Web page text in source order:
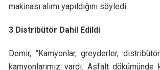
makinası alımı yapıldığını söyledi.
3 Distribütör Dahil Edildi
Demir, “Kamyonlar, greyderler,
kamyonlarımız vardı. Asfalt